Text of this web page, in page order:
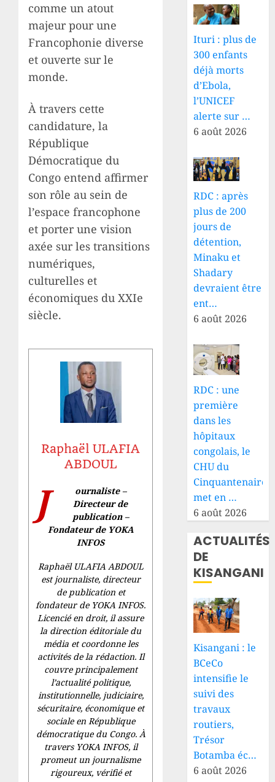
comme un atout
majeur pour une
Francophonie diverse
et ouverte sur le
monde.
À travers cette
candidature, la
République
Démocratique du
Congo entend affirmer
son rôle au sein de
l’espace francophone
et porter une vision
axée sur les transitions
numériques,
culturelles et
économiques du XXIe
siècle.
Raphaël ULAFIA
ABDOUL
J
ournaliste –
Directeur de
publication –
Fondateur de YOKA
INFOS
Raphaël ULAFIA ABDOUL
est journaliste, directeur
de publication et
fondateur de YOKA INFOS.
Licencié en droit, il assure
la direction éditoriale du
média et coordonne les
activités de la rédaction. Il
couvre principalement
l’actualité politique,
institutionnelle, judiciaire,
sécuritaire, économique et
sociale en République
démocratique du Congo. À
travers YOKA INFOS, il
promeut un journalisme
rigoureux, vérifié et
Ituri : plus de
300 enfants
déjà morts
d’Ebola,
l’UNICEF
alerte sur …
6 août 2026
RDC : après
plus de 200
jours de
détention,
Minaku et
Shadary
devraient être
ent…
6 août 2026
RDC : une
première
dans les
hôpitaux
congolais, le
CHU du
Cinquantenaire
met en …
6 août 2026
ACTUALITÉS
DE
KISANGANI
Kisangani : le
BCeCo
intensifie le
suivi des
travaux
routiers,
Trésor
Botamba éc…
6 août 2026